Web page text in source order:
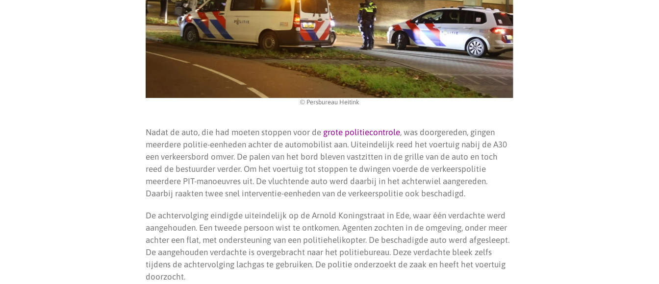
© Persbureau Heitink
Nadat de auto, die had moeten stoppen voor de grote politiecontrole, was doorgereden, gingen
meerdere politie-eenheden achter de automobilist aan. Uiteindelijk reed het voertuig nabij de A30
een verkeersbord omver. De palen van het bord bleven vastzitten in de grille van de auto en toch
reed de bestuurder verder. Om het voertuig tot stoppen te dwingen voerde de verkeerspolitie
meerdere PIT-manoeuvres uit. De vluchtende auto werd daarbij in het achterwiel aangereden.
Daarbij raakten twee snel interventie-eenheden van de verkeerspolitie ook beschadigd.
De achtervolging eindigde uiteindelijk op de Arnold Koningstraat in Ede, waar één verdachte werd
aangehouden. Een tweede persoon wist te ontkomen. Agenten zochten in de omgeving, onder meer
achter een flat, met ondersteuning van een politiehelikopter. De beschadigde auto werd afgesleept.
De aangehouden verdachte is overgebracht naar het politiebureau. Deze verdachte bleek zelfs
tijdens de achtervolging lachgas te gebruiken. De politie onderzoekt de zaak en heeft het voertuig
doorzocht.